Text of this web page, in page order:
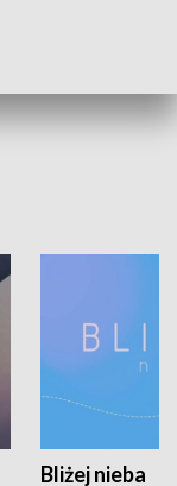
Bliżej nieba